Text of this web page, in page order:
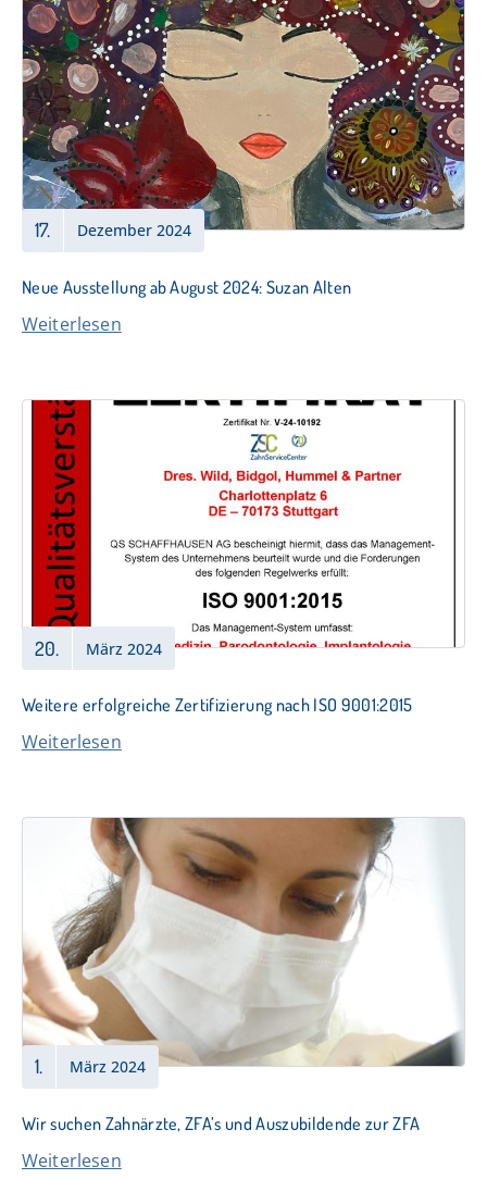
17. Dezember 2024
Neue Ausstellung ab August 2024: Suzan Alten
Weiterlesen
20. März 2024
Weitere erfolgreiche Zertifizierung nach ISO 9001:2015
Weiterlesen
1. März 2024
Wir suchen Zahnärzte, ZFA’s und Auszubildende zur ZFA
Weiterlesen